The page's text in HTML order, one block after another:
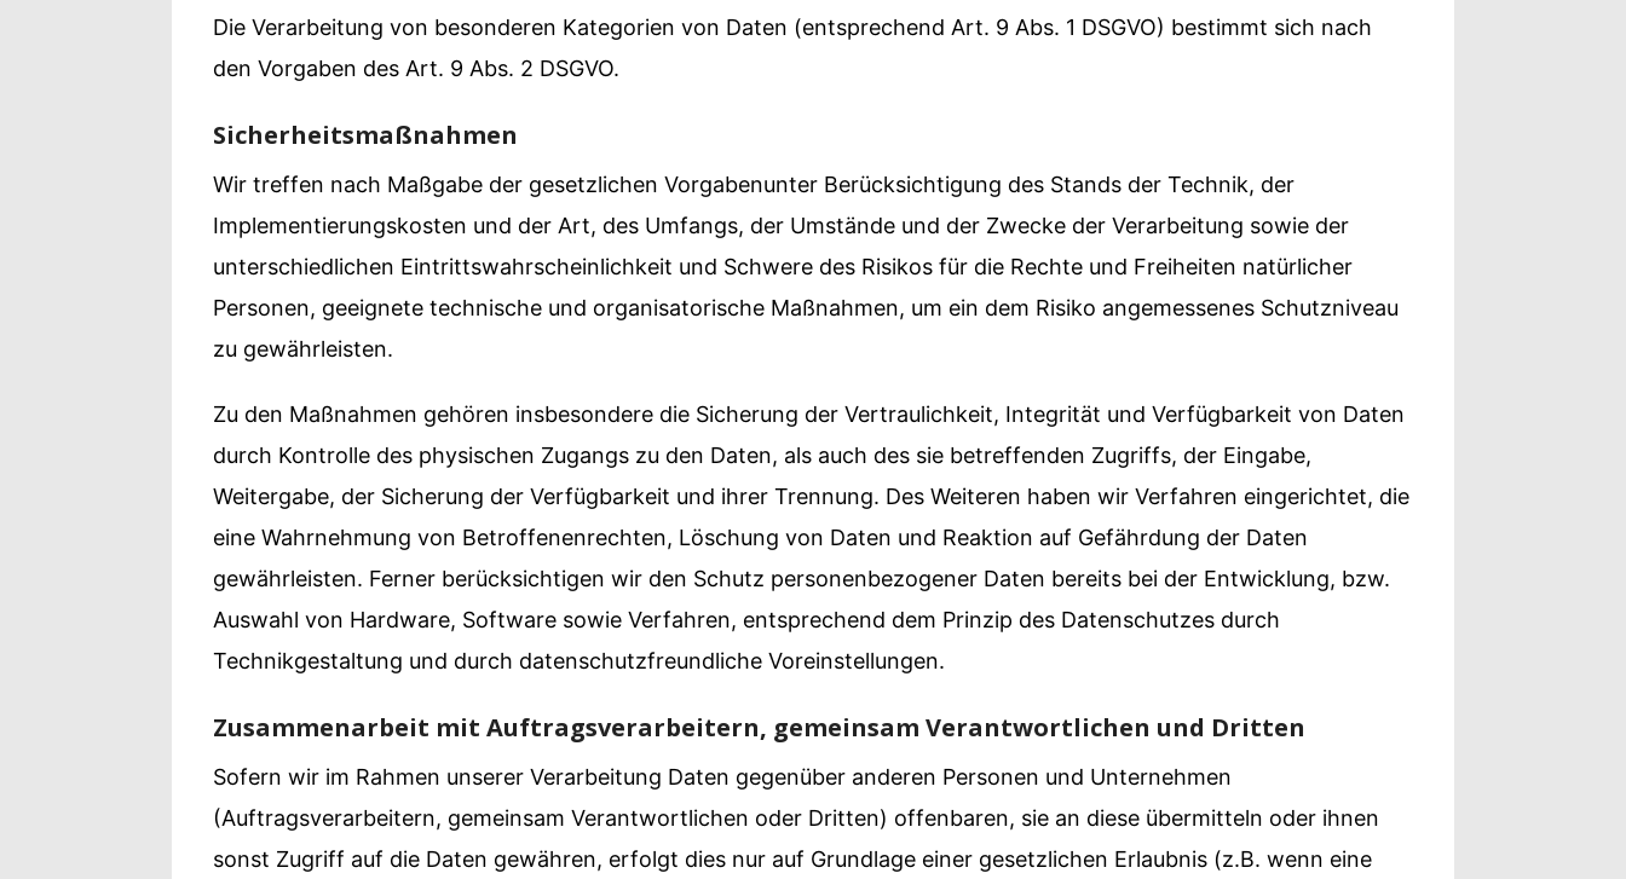
Die Verarbeitung von besonderen Kategorien von Daten (entsprechend Art. 9 Abs. 1 DSGVO) bestimmt sich nach
den Vorgaben des Art. 9 Abs. 2 DSGVO.
Sicherheitsmaßnahmen
Wir treffen nach Maßgabe der gesetzlichen Vorgabenunter Berücksichtigung des Stands der Technik, der
Implementierungskosten und der Art, des Umfangs, der Umstände und der Zwecke der Verarbeitung sowie der
unterschiedlichen Eintrittswahrscheinlichkeit und Schwere des Risikos für die Rechte und Freiheiten natürlicher
Personen, geeignete technische und organisatorische Maßnahmen, um ein dem Risiko angemessenes Schutzniveau
zu gewährleisten.
Zu den Maßnahmen gehören insbesondere die Sicherung der Vertraulichkeit, Integrität und Verfügbarkeit von Daten
durch Kontrolle des physischen Zugangs zu den Daten, als auch des sie betreffenden Zugriffs, der Eingabe,
Weitergabe, der Sicherung der Verfügbarkeit und ihrer Trennung. Des Weiteren haben wir Verfahren eingerichtet, die
eine Wahrnehmung von Betroffenenrechten, Löschung von Daten und Reaktion auf Gefährdung der Daten
gewährleisten. Ferner berücksichtigen wir den Schutz personenbezogener Daten bereits bei der Entwicklung, bzw.
Auswahl von Hardware, Software sowie Verfahren, entsprechend dem Prinzip des Datenschutzes durch
Technikgestaltung und durch datenschutzfreundliche Voreinstellungen.
Zusammenarbeit mit Auftragsverarbeitern, gemeinsam Verantwortlichen und Dritten
Sofern wir im Rahmen unserer Verarbeitung Daten gegenüber anderen Personen und Unternehmen
(Auftragsverarbeitern, gemeinsam Verantwortlichen oder Dritten) offenbaren, sie an diese übermitteln oder ihnen
sonst Zugriff auf die Daten gewähren, erfolgt dies nur auf Grundlage einer gesetzlichen Erlaubnis (z.B. wenn eine